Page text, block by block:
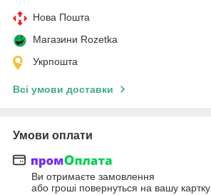
Нова Пошта
Магазини Rozetka
Укрпошта
Всі умови доставки
Умови оплати
Ви отримаєте замовлення
або гроші повернуться на вашу картку